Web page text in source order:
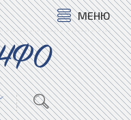
МЕНЮ